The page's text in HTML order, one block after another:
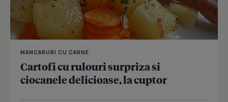
MANCARURI CU CARNE
Cartofi cu rulouri surpriza si
ciocanele delicioase, la cuptor